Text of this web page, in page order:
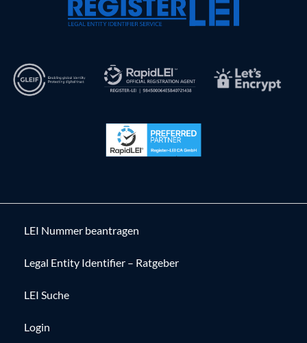
LEI Nummer beantragen
Legal Entity Identifier – Ratgeber
LEI Suche
Login